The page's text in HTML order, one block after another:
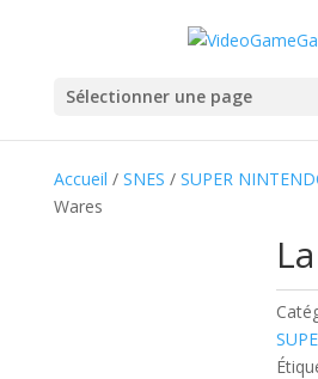
Sélectionner une page
Accueil / SNES / SUPER
Wares